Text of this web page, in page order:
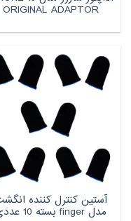
ORIGINAL ADAPTOR
آستین کنترل کننده
مدل finger بسته 10 عددی